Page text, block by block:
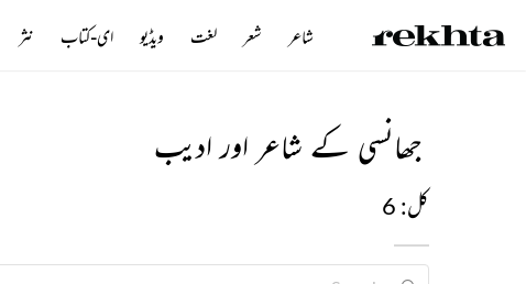
جھانسی کے شاعر اور ادیب
کل: 6
شاعر شعر لغت ویڈیو ای-کتاب نثر